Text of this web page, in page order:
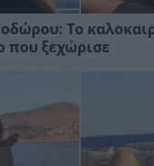
Το
που ξεχώρισε